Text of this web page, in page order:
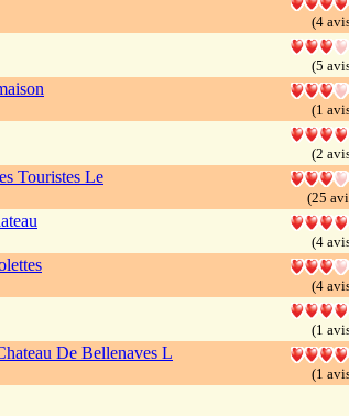
(4
(5
(1
(2
Touristes Le
(25
(4
(4
(1
De Bellenaves L
(1